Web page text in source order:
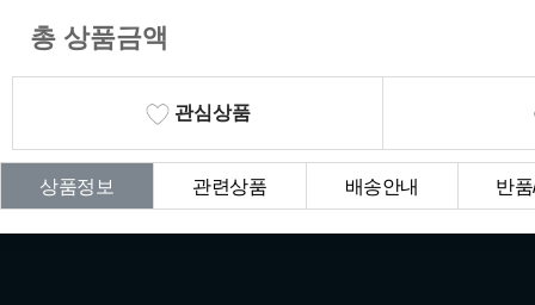
총 상품금액
관심상품
상품정보 관련상품 배송안내 반
상품Q&A